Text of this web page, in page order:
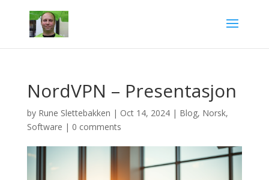
NordVPN – Presentasjon
by Rune Slettebakken | Oct 14, 2024| Blog, Norsk,
Software | 0 comments